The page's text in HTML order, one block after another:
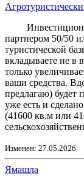
партнером 50/50
туристической
вкладываете не в
только
ваши средства.
предлагаю) будет
уже есть и
(41600 кв.м или
Изменен: 27.05.2026
Ямашла